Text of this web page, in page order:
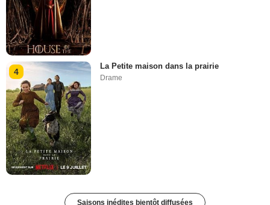
4
La Petite maison dans la prairie
Drame
Saisons inédites bientôt diffusées